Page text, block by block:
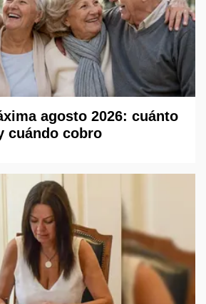
agosto 2026: cuánto
cuándo cobro